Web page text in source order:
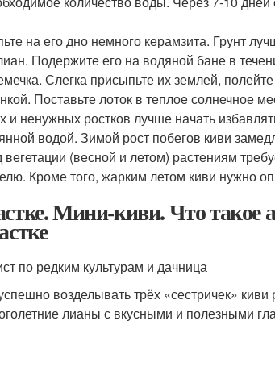
на его дно немного керамзита. Грунт
Подержите его на водяной бане в
Слегка присыпьте их землей,
Поставьте лоток в теплое солнечное
ненужных ростков лучше начать
водой. Зимой рост побегов киви
(весной и летом) растениям
Кроме того, жарким летом киви нужно
Мини-киви. Что такое
по редким культурам и дачница
возделывать трёх «сестричек» киви
лианы с вкусными и полезными